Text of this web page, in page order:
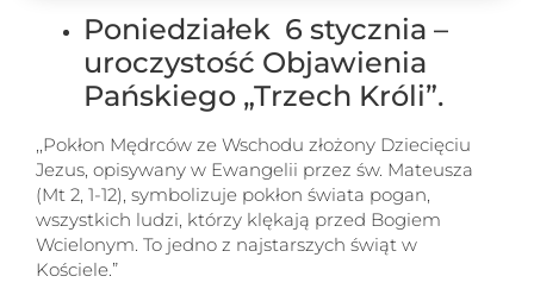
Poniedziałek 6 stycznia –
uroczystość Objawienia
Pańskiego „Trzech Króli”.
,,Pokłon Mędrców ze Wschodu złożony Dziecięciu
Jezus, opisywany w Ewangelii przez św. Mateusza
(Mt 2, 1-12), symbolizuje pokłon świata pogan,
wszystkich ludzi, którzy klękają przed Bogiem
Wcielonym. To jedno z najstarszych świąt w
Kościele.”